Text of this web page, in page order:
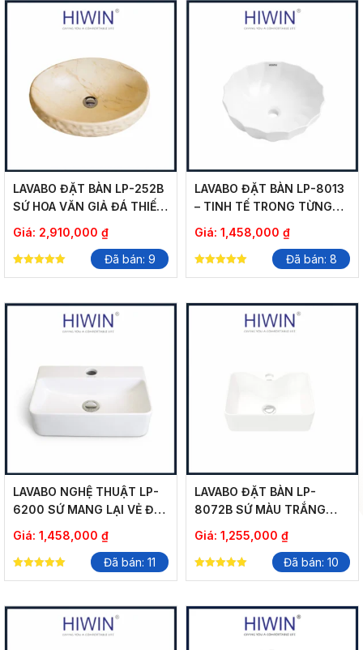
LAVABO ĐẶT BÀN LP-252B
SỨ HOA VĂN GIẢ ĐÁ THIẾT
KẾ SANG TRỌNG
Giá: 2,910,000 ₫
Đã bán: 9
LAVABO ĐẶT BÀN LP-8013
– TINH TẾ TRONG TỪNG
ĐƯỜNG NÉT
Giá: 1,458,000 ₫
Đã bán: 8
LAVABO NGHỆ THUẬT LP-
6200 SỨ MANG LẠI VẺ ĐẸP
THUẦN KHIẾT
Giá: 1,458,000 ₫
Đã bán: 11
LAVABO ĐẶT BÀN LP-
8072B SỨ MÀU TRẮNG
TINH TẾ CHO PHÒNG TẮM
HIỆN ĐẠI
Giá: 1,255,000 ₫
Đã bán: 10